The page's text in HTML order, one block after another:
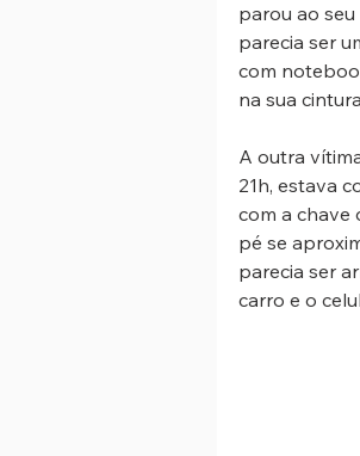
parou ao
parecia ser
com
na sua
A outra
21h, estava
com a chave
pé se
parecia ser
carro e o